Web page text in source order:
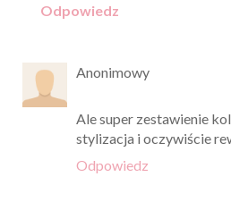
Odpowiedz
Anonimowy
Ale super zestawienie
stylizacja i oczywiście
Odpowiedz